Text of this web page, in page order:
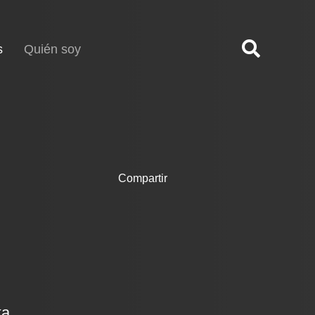
(current)Quién soy
Compartir